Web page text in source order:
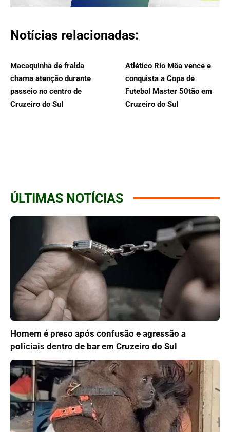
Notícias relacionadas:
Macaquinha de fralda
chama atenção durante
passeio no centro de
Cruzeiro do Sul
Atlético Rio Môa vence e
conquista a Copa de
Futebol Master 50tão em
Cruzeiro do Sul
ÚLTIMAS NOTÍCIAS
Homem é preso após confusão e agressão a
policiais dentro de bar em Cruzeiro do Sul